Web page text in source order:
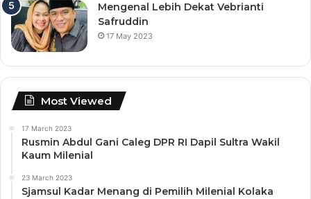
Mengenal Lebih Dekat Vebrianti
Safruddin
17 May 2023
Most Viewed
17 March 2023
Rusmin Abdul Gani Caleg DPR RI Dapil Sultra Wakil
Kaum Milenial
23 March 2023
Sjamsul Kadar Menang di Pemilih Milenial Kolaka